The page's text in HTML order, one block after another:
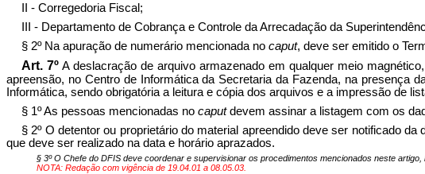
II - Corregedoria Fiscal;
III - Departamento de Cobrança e Controle da Arrecadação da
§ 2º Na apuração de numerário mencionada no caput, deve ser emitido o
Art. 7ºA deslacração de arquivo armazenado em qualquer meio
apreensão, no Centro de Informática da Secretaria da Fazenda, na presença
Informática, sendo obrigatória a leitura e cópia dos arquivos e a impressão de
§ 1º As pessoas mencionadas no caputdevem assinar a listagem com os
§ 2º O detentor ou proprietário do material apreendido deve ser notificado
que deve ser realizado na data e horário aprazados.
§ 3º O Chefe do DFIS deve coordenar e supervisionar os procedimentos mencionados neste
NOTA: Redação com vigência de 19.04.01 a 08.05.03.